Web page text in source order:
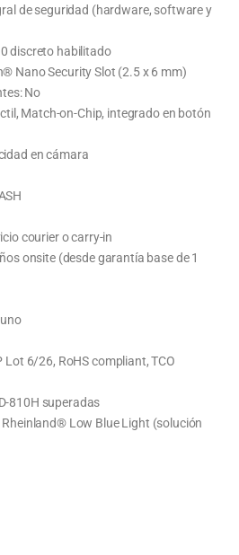
de seguridad (hardware, software y
discreto habilitado
Nano Security Slot (2.5 x 6 mm)
No
Match-on-Chip, integrado en botón
en cámara
courier o carry-in
onsite (desde garantía base de 1
Lot 6/26, RoHS compliant, TCO
810H superadas
Low Blue Light (solución